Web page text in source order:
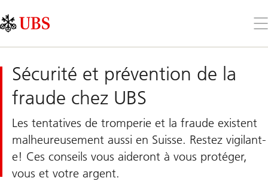
Links
Area
le
Sécurité et prévention de la
fraude chez UBS
Les tentatives de tromperie et la fraude existent
malheureusement aussi en Suisse. Restez vigilant-
e! Ces conseils vous aideront à vous protéger,
vous et votre argent.